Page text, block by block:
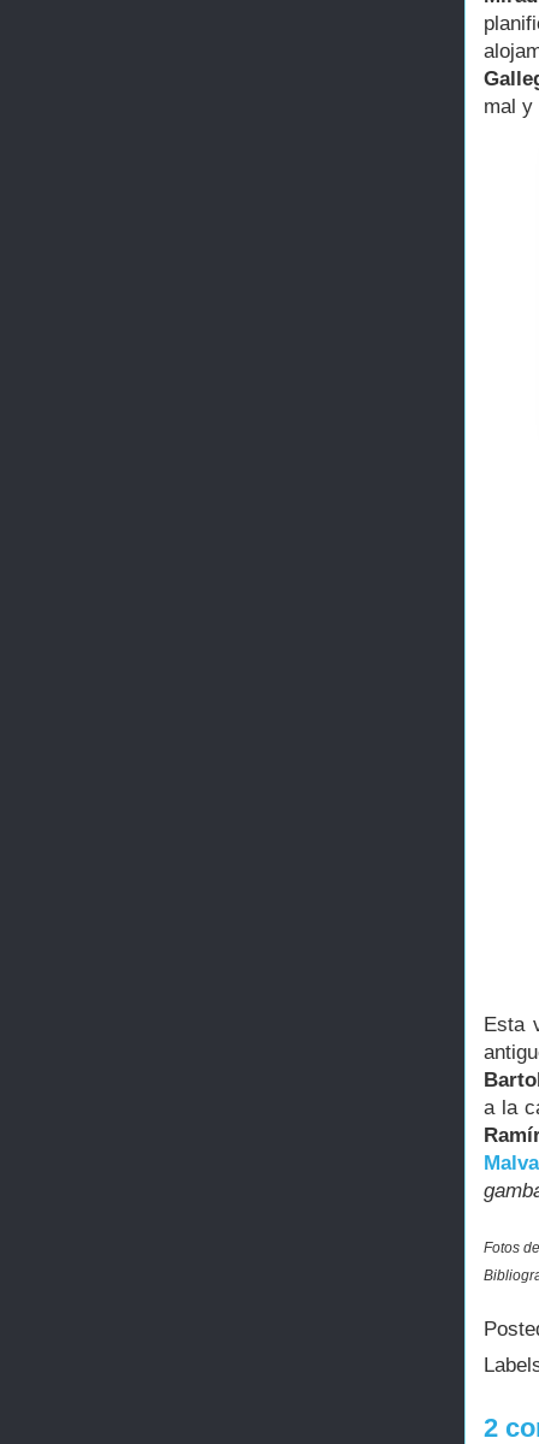
mal y
Esta
a la
Fotos
2